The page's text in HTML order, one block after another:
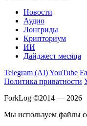
Новости
Аудио
Лонгриды
Крипториум
ИИ
Дайджест месяца
Telegram (AI)YouTube
Политика приватности
ForkLog ©2014 — 2026
Мы используем файлы